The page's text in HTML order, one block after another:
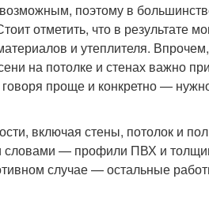
поэтому в
отметить, что в результате
и утеплителя.
на потолке и стенах важно
проще и конкретно —
включая стены, потолок и
словами — профили ПВХ и
случае — остальные